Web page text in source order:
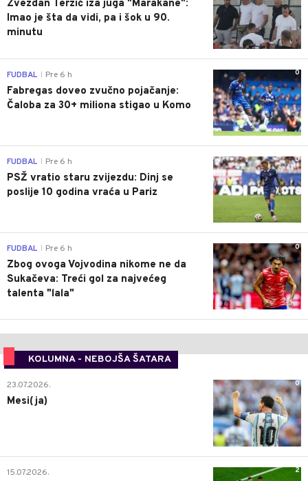
Zvezdan Terzić iza juga "Marakane":
Imao je šta da vidi, pa i šok u 90.
minutu
0
FUDBAL Pre 6 h
Fabregas doveo zvučno pojačanje:
Čaloba za 30+ miliona stigao u Komo
0
FUDBAL Pre 6 h
PSŽ vratio staru zvijezdu: Dinj se
poslije 10 godina vraća u Pariz
0
FUDBAL Pre 6 h
Zbog ovoga Vojvodina nikome ne da
Sukačeva: Treći gol za najvećeg
talenta "lala"
KOLUMNA - NEBOJŠA ŠATARA
0
23.07.2026.
Mesi(ja)
2
15.07.2026.